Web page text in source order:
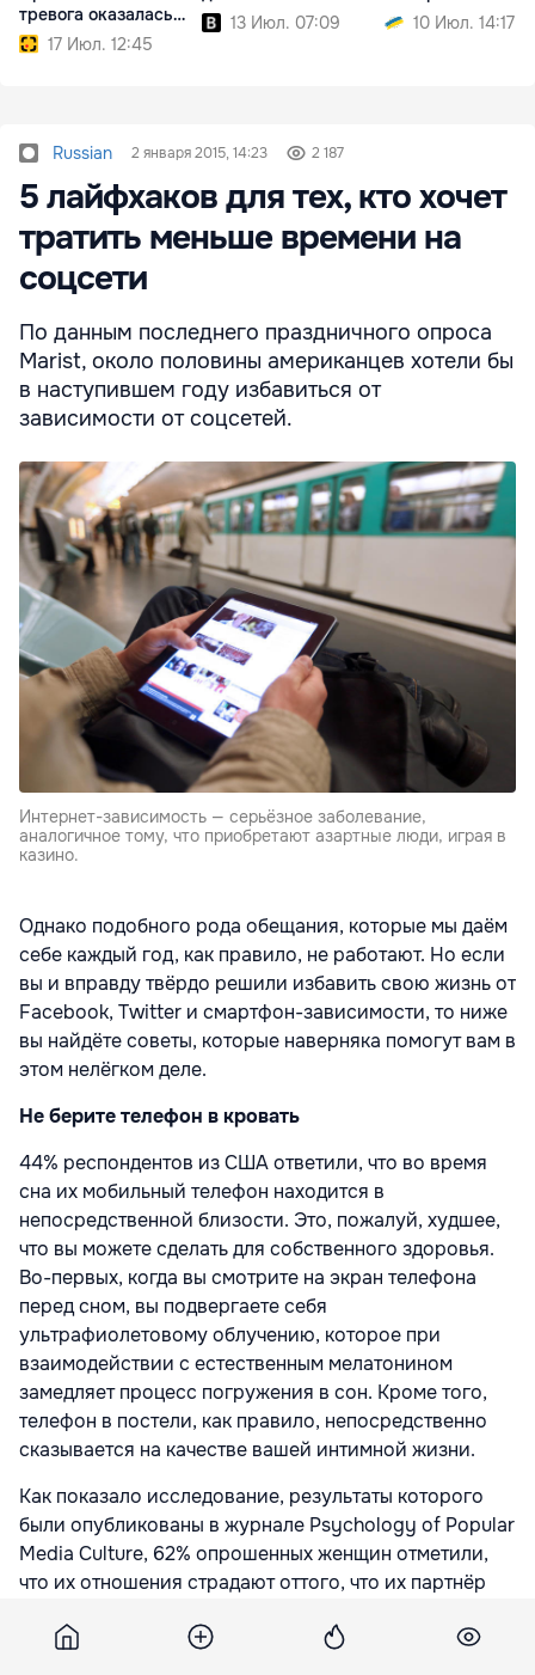
тревога оказалась
ложной17 Июл. 12:45
13 Июл. 07:09
10 Июл. 14:17
Russian 2 января 2015, 14:23 2 187
5 лайфхаков для тех, кто хочет
тратить меньше времени на
соцсети
По данным последнего праздничного опроса
Marist, около половины американцев хотели бы
в наступившем году избавиться от
зависимости от соцсетей.
Интернет-зависимость — серьёзное заболевание,
аналогичное тому, что приобретают азартные люди, играя в
казино.
Однако подобного рода обещания, которые мы даём
себе каждый год, как правило, не работают. Но если
вы и вправду твёрдо решили избавить свою жизнь от
Facebook, Twitter и смартфон-зависимости, то ниже
вы найдёте советы, которые наверняка помогут вам в
этом нелёгком деле.
Не берите телефон в кровать
44% респондентов из США ответили, что во время
сна их мобильный телефон находится в
непосредственной близости. Это, пожалуй, худшее,
что вы можете сделать для собственного здоровья.
Во-первых, когда вы смотрите на экран телефона
перед сном, вы подвергаете себя
ультрафиолетовому облучению, которое при
взаимодействии с естественным мелатонином
замедляет процесс погружения в сон. Кроме того,
телефон в постели, как правило, непосредственно
сказывается на качестве вашей интимной жизни.
Как показало исследование, результаты которого
были опубликованы в журнале Psychology of Popular
Media Culture, 62% опрошенных женщин отметили,
что их отношения страдают оттого, что их партнёр
уделить внимание своей второй половине.